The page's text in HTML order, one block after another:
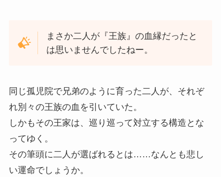
まさか二人が『王族』の血縁だったと
は思いませんでしたねー。
同じ孤児院で兄弟のように育った二人が、それぞ
れ別々の王族の血を引いていた。
しかもその王家は、巡り巡って対立する構造とな
ってゆく。
その筆頭に二人が選ばれるとは……なんとも悲し
い運命でしょうか。